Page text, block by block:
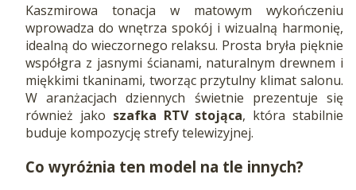
Kaszmirowa tonacja w matowym wykończeniu
wprowadza do wnętrza spokój i wizualną harmonię,
idealną do wieczornego relaksu. Prosta bryła pięknie
współgra z jasnymi ścianami, naturalnym drewnem i
miękkimi tkaninami, tworząc przytulny klimat salonu.
W aranżacjach dziennych świetnie prezentuje się
również jako szafka RTV stojąca, która stabilnie
buduje kompozycję strefy telewizyjnej.
Co wyróżnia ten model na tle innych?